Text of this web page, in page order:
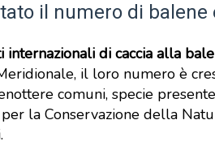
il numero di
internazionali di caccia alla
il loro numero è
comuni, specie
la Conservazione della